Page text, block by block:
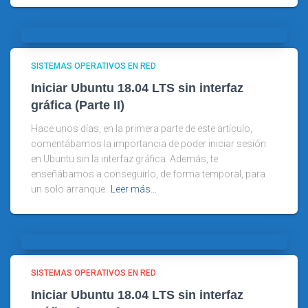
SISTEMAS OPERATIVOS EN RED
Iniciar Ubuntu 18.04 LTS sin interfaz
gráfica (Parte II)
Hace unos días, en la primera parte de este artículo,
comentábamos la importancia de poder iniciar sesión
en Ubuntu sin la interfaz gráfica. Además, te
enseñábamos a conseguirlo, de forma temporal, para
un solo arranque.
Leer más…
SISTEMAS OPERATIVOS EN RED
Iniciar Ubuntu 18.04 LTS sin interfaz